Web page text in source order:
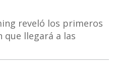
reveló los primeros
que llegará a las